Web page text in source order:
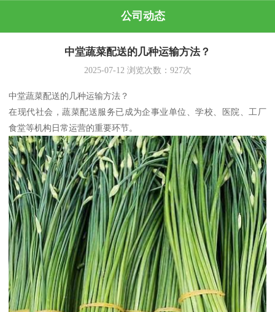
公司动态
中堂蔬菜配送的几种运输方法？
2025-07-12 浏览次数： 927次
中堂蔬菜配送的几种运输方法？
在现代社会，蔬菜配送服务已成为企事业单位、学校、医院、工厂
食堂等机构日常运营的重要环节。